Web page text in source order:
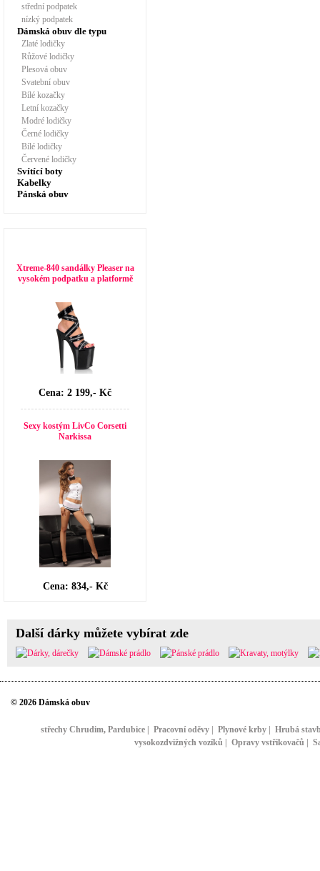
střední podpatek
nízký podpatek
Dámská obuv dle typu
Zlaté lodičky
Růžové lodičky
Plesová obuv
Svatební obuv
Bílé kozačky
Letní kozačky
Modré lodičky
Černé lodičky
Bílé lodičky
Červené lodičky
Svítící boty
Kabelky
Pánská obuv
Xtreme-840 sandálky Pleaser na
vysokém podpatku a platformě
Cena: 2 199,- Kč
Sexy kostým LivCo Corsetti
Narkissa
Cena: 834,- Kč
Další dárky můžete vybírat zde
© 2026 Dámská obuv
střechy Chrudim, Pardubice| Pracovní oděvy| Plynové krby| Hrubá
vysokozdvižných vozíků
Opravy vstřikovačů